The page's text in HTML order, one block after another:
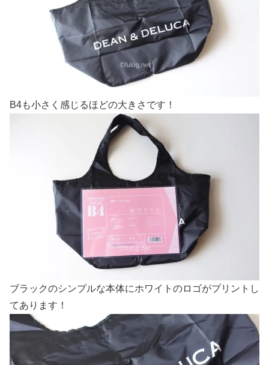
B4も小さく感じるほどの大きさです！
ブラックのシンプルな本体にホワイトのロゴがプリントし
てあります！